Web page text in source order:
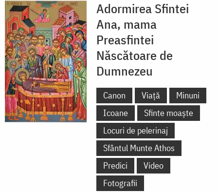
Adormirea Sfintei
Ana, mama
Preasfintei
Născătoare de
Dumnezeu
Canon Viață
Minuni
Icoane
Sfinte moaște
Locuri de pelerinaj
Sfântul Munte Athos
Predici
Video
Fotografii